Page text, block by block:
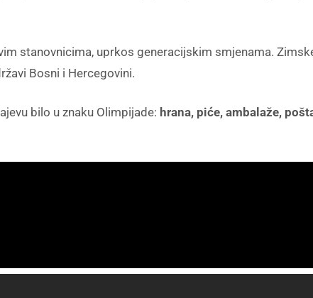
stanovnicima, uprkos generacijskim smjenama.
Bosni i Hercegovini.
bilo u znaku Olimpijade: hrana, piće, ambalaže,